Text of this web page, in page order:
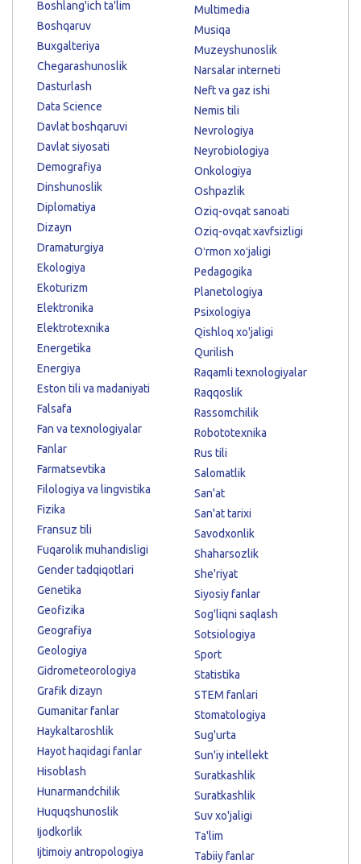
Boshlang'ich ta'lim
Boshqaruv
Buxgalteriya
Chegarashunoslik
Dasturlash
Data Science
Davlat boshqaruvi
Davlat siyosati
Demografiya
Dinshunoslik
Diplomatiya
Dizayn
Dramaturgiya
Ekologiya
Ekoturizm
Elektronika
Elektrotexnika
Energetika
Energiya
Eston tili va madaniyati
Falsafa
Fan va texnologiyalar
Fanlar
Farmatsevtika
Filologiya va lingvistika
Fizika
Fransuz tili
Fuqarolik muhandisligi
Gender tadqiqotlari
Genetika
Geofizika
Geografiya
Geologiya
Gidrometeorologiya
Grafik dizayn
Gumanitar fanlar
Haykaltaroshlik
Hayot haqidagi fanlar
Hisoblash
Hunarmandchilik
Huquqshunoslik
Ijodkorlik
Ijtimoiy antropologiya
Multimedia
Musiqa
Muzeyshunoslik
Narsalar interneti
Neft va gaz ishi
Nemis tili
Nevrologiya
Neyrobiologiya
Onkologiya
Oshpazlik
Oziq-ovqat sanoati
Oziq-ovqat xavfsizligi
Oʻrmon xoʻjaligi
Pedagogika
Planetologiya
Psixologiya
Qishloq xo'jaligi
Qurilish
Raqamli texnologiyalar
Raqqoslik
Rassomchilik
Robototexnika
Rus tili
Salomatlik
San'at
San'at tarixi
Savodxonlik
Shaharsozlik
She'riyat
Siyosiy fanlar
Sog'liqni saqlash
Sotsiologiya
Sport
Statistika
STEM fanlari
Stomatologiya
Sug'urta
Sun'iy intellekt
Suratkashlik
Suratkashlik
Suv xo'jaligi
Ta'lim
Tabiiy fanlar